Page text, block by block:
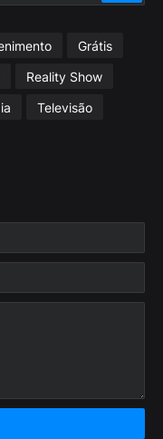
Grátis
Reality Show
Televisão